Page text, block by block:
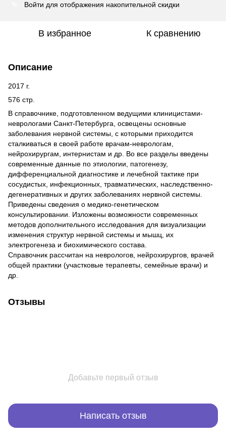
Войти для отображения накопительной скидки
В избранное К сравнению
Описание
2017 г.
576 стр.
В справочнике, подготовленном ведущими клиницистами-
неврологами Санкт-Петербурга, освещены основные
заболевания нервной системы, с которыми приходится
сталкиваться в своей работе врачам-неврологам,
нейрохирургам, интернистам и др. Во все разделы введены
современные данные по этиологии, патогенезу,
дифференциальной диагностике и лечебной тактике при
сосудистых, инфекционных, травматических, наследственно-
дегенеративных и других заболеваниях нервной системы.
Приведены сведения о медико-генетическом
консультировании. Изложены возможности современных
методов дополнительного исследования для визуализации
изменения структур нервной системы и мышц, их
электрогенеза и биохимического состава.
Справочник рассчитан на неврологов, нейрохирургов, врачей
общей практики (участковые терапевты, семейные врачи) и
др.
Отзывы
Добавьте первый отзыв
Написать отзыв